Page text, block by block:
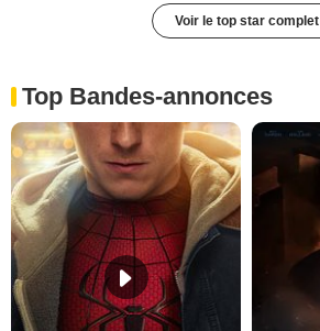
Voir le top star complet
Top Bandes-annonces